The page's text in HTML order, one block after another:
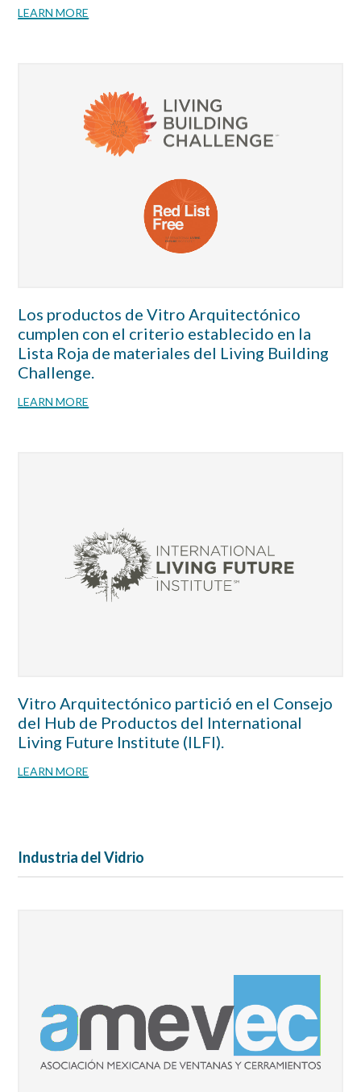
LEARN MORE
Los productos de Vitro Arquitectónico
cumplen con el criterio establecido en la
Lista Roja de materiales del Living Building
Challenge.
LEARN MORE
Vitro Arquitectónico partició en el Consejo
del Hub de Productos del International
Living Future Institute (ILFI).
LEARN MORE
Industria del Vidrio